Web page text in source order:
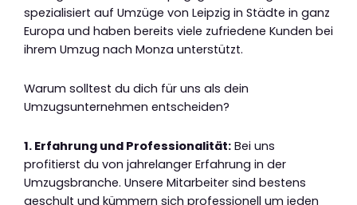
spezialisiert auf Umzüge von Leipzig in Städte in ganz
Europa und haben bereits viele zufriedene Kunden bei
ihrem Umzug nach Monza unterstützt.
Warum solltest du dich für uns als dein
Umzugsunternehmen entscheiden?
1. Erfahrung und Professionalität: Bei uns
profitierst du von jahrelanger Erfahrung in der
Umzugsbranche. Unsere Mitarbeiter sind bestens
geschult und kümmern sich professionell um jeden